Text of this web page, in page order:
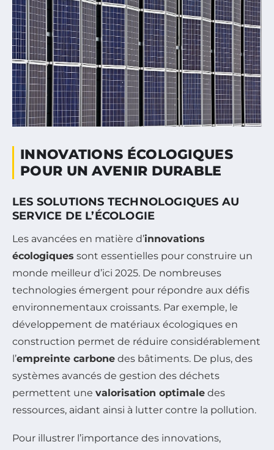
INNOVATIONS ÉCOLOGIQUES
POUR UN AVENIR DURABLE
LES SOLUTIONS TECHNOLOGIQUES AU
SERVICE DE L’ÉCOLOGIE
Les avancées en matière d’innovations
écologiques sont essentielles pour construire un
monde meilleur d’ici 2025. De nombreuses
technologies émergent pour répondre aux défis
environnementaux croissants. Par exemple, le
développement de matériaux écologiques en
construction permet de réduire considérablement
l’empreinte carbone des bâtiments. De plus, des
systèmes avancés de gestion des déchets
permettent une valorisation optimale des
ressources, aidant ainsi à lutter contre la pollution.
Pour illustrer l’importance des innovations,